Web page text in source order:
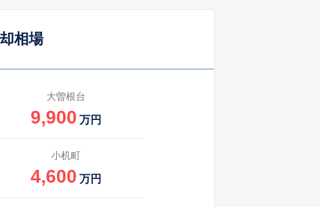
相場
大曽根台
9,900 万円
小机町
4,600 万円